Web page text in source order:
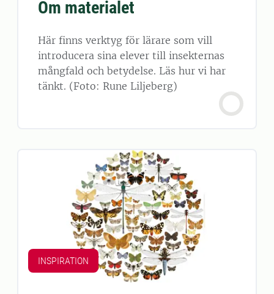
Om materialet
Här finns verktyg för lärare som vill
introducera sina elever till insekternas
mångfald och betydelse. Läs hur vi har
tänkt. (Foto: Rune Liljeberg)
INSPIRATION